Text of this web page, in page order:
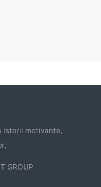
istorii motivante,
GROUP